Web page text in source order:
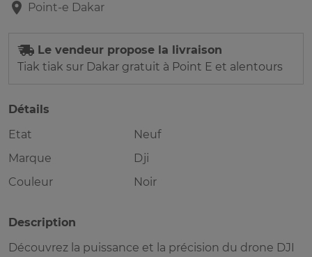
Point-e Dakar
Le vendeur propose la livraison
Tiak tiak sur Dakar gratuit à Point E et alentours
Détails
Etat
Neuf
Marque
Dji
Couleur
Noir
Description
Découvrez la puissance et la précision du drone DJI